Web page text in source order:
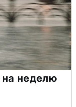
неделю